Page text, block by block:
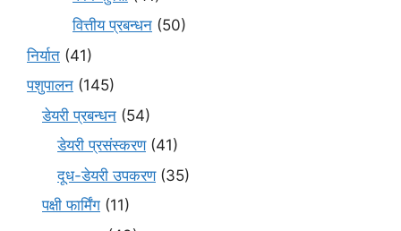
वित्तीय प्रबन्धन (50)
निर्यात (41)
पशुपालन (145)
डेयरी प्रबन्धन (54)
डेयरी प्रसंस्करण(41)
दूध-डेयरी उपकरण(35)
पक्षी फार्मिंग (11)